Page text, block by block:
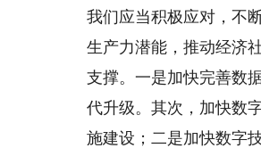
我们应当积极应对，不
生产力潜能，推动经济
支撑。一是加快完善数
代升级。其次，加快数
施建设；二是加快数字